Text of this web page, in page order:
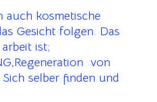
auch kosmetische
Gesicht folgen. Das
ist;
von
selber finden und